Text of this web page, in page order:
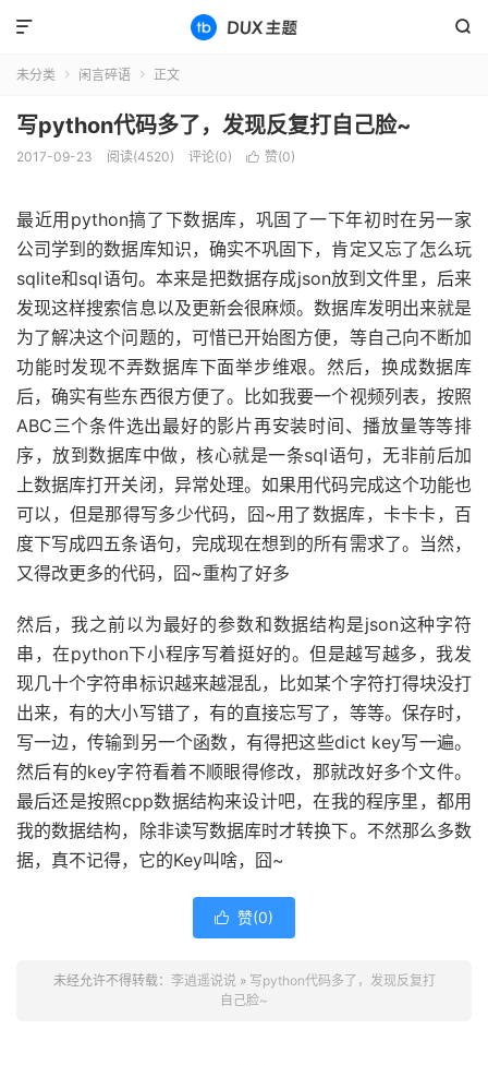


未分类  闲言碎语  正文
写python代码多了，发现反复打自己脸~
2017-09-23 阅读(4520) 评论(0)  赞(0)
最近用python搞了下数据库，巩固了一下年初时在另一家
公司学到的数据库知识，确实不巩固下，肯定又忘了怎么玩
sqlite和sql语句。本来是把数据存成json放到文件里，后来
发现这样搜索信息以及更新会很麻烦。数据库发明出来就是
为了解决这个问题的，可惜已开始图方便，等自己向不断加
功能时发现不弄数据库下面举步维艰。然后，换成数据库
后，确实有些东西很方便了。比如我要一个视频列表，按照
ABC三个条件选出最好的影片再安装时间、播放量等等排
序，放到数据库中做，核心就是一条sql语句，无非前后加
上数据库打开关闭，异常处理。如果用代码完成这个功能也
可以，但是那得写多少代码，囧~用了数据库，卡卡卡，百
度下写成四五条语句，完成现在想到的所有需求了。当然，
又得改更多的代码，囧~重构了好多
然后，我之前以为最好的参数和数据结构是json这种字符
串，在python下小程序写着挺好的。但是越写越多，我发
现几十个字符串标识越来越混乱，比如某个字符打得块没打
出来，有的大小写错了，有的直接忘写了，等等。保存时，
写一边，传输到另一个函数，有得把这些dict key写一遍。
然后有的key字符看着不顺眼得修改，那就改好多个文件。
最后还是按照cpp数据结构来设计吧，在我的程序里，都用
我的数据结构，除非读写数据库时才转换下。不然那么多数
据，真不记得，它的Key叫啥，囧~
 赞(0)
未经允许不得转载： 李逍遥说说» 写python代码多了，发现反复打
自己脸~